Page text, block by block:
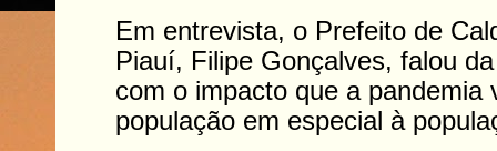
Em entrevista, o Prefeito de
Piauí, Filipe Gonçalves, falou
com o impacto que a pandemia
população em especial à